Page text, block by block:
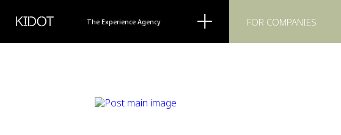
KIDOT The Experience Agency FOR COMPANIES